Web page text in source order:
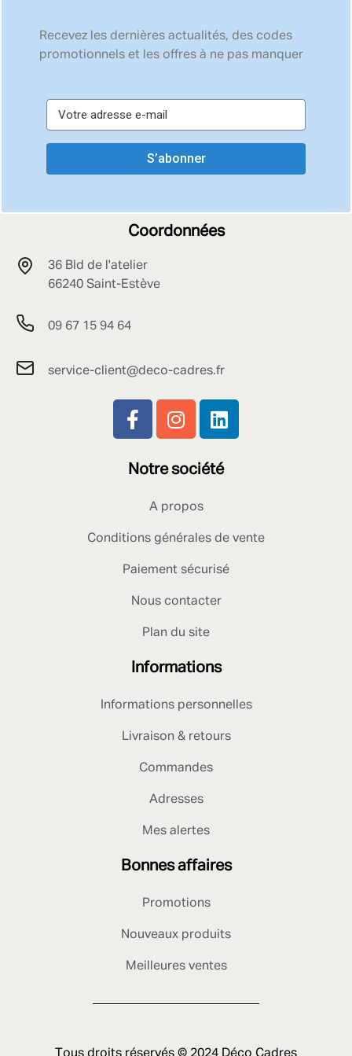
Recevez les dernières actualités, des codes
promotionnels et les offres à ne pas manquer
S’abonner
Coordonnées
36 Bld de l'atelier
66240 Saint-Estève
09 67 15 94 64
service-client@deco-cadres.fr
Notre société
A propos
Conditions générales de vente
Paiement sécurisé
Nous contacter
Plan du site
Informations
Informations personnelles
Livraison & retours
Commandes
Adresses
Mes alertes
Bonnes affaires
Promotions
Nouveaux produits
Meilleures ventes